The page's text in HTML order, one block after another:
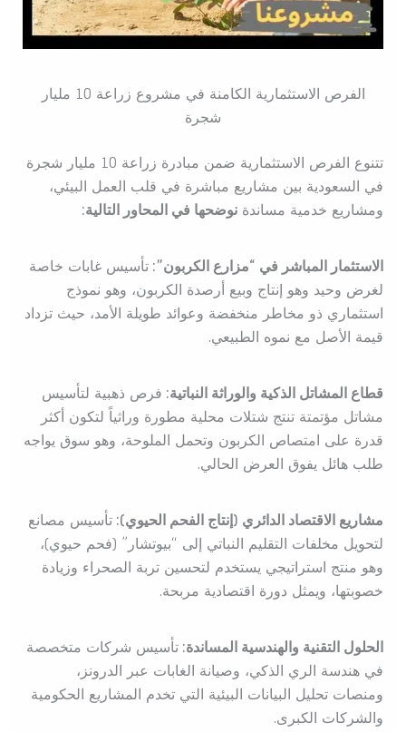
الفرص الاستثمارية الكامنة في مشروع زراعة 10 مليار
شجرة
تتنوع الفرص الاستثمارية ضمن مبادرة زراعة 10 مليار شجرة
في السعودية بين مشاريع مباشرة في قلب العمل البيئي،
ومشاريع خدمية مساندة نوضحها في المحاور التالية:
الاستثمار المباشر في “مزارع الكربون”:تأسيس غابات خاصة
لغرض وحيد وهو إنتاج وبيع أرصدة الكربون، وهو نموذج
استثماري ذو مخاطر منخفضة وعوائد طويلة الأمد، حيث تزداد
قيمة الأصل مع نموه الطبيعي.
قطاع المشاتل الذكية والوراثة النباتية: فرص ذهبية لتأسيس
مشاتل مؤتمتة تنتج شتلات محلية مطورة وراثياً لتكون أكثر
قدرة على امتصاص الكربون وتحمل الملوحة، وهو سوق يواجه
طلب هائل يفوق العرض الحالي.
مشاريع الاقتصاد الدائري (إنتاج الفحم الحيوي):تأسيس مصانع
لتحويل مخلفات التقليم النباتي إلى “بيوتشار” (فحم حيوي)،
وهو منتج استراتيجي يستخدم لتحسين تربة الصحراء وزيادة
خصوبتها، ويمثل دورة اقتصادية مربحة.
الحلول التقنية والهندسية المساندة:تأسيس شركات متخصصة
في هندسة الري الذكي، وصيانة الغابات عبر الدرونز،
ومنصات تحليل البيانات البيئية التي تخدم المشاريع الحكومية
والشركات الكبرى.